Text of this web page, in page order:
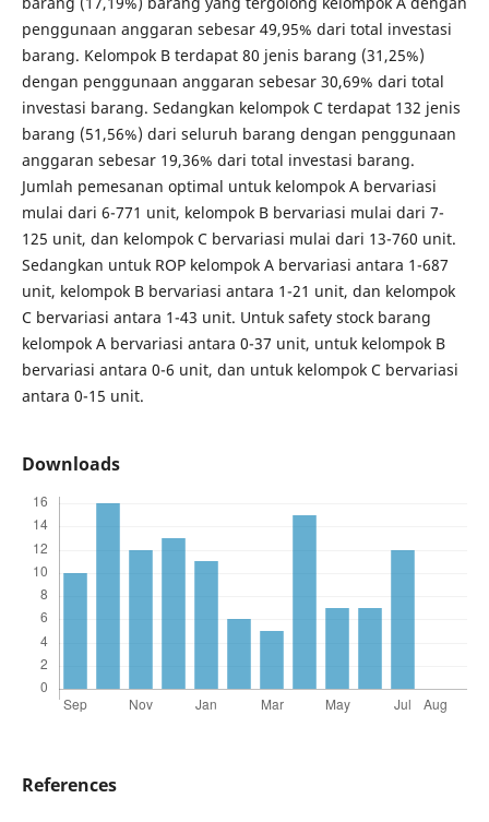
penggunaan anggaran sebesar 49,95% dari total investasi
barang. Kelompok B terdapat 80 jenis barang (31,25%)
dengan penggunaan anggaran sebesar 30,69% dari total
investasi barang. Sedangkan kelompok C terdapat 132 jenis
barang (51,56%) dari seluruh barang dengan penggunaan
anggaran sebesar 19,36% dari total investasi barang.
Jumlah pemesanan optimal untuk kelompok A bervariasi
mulai dari 6-771 unit, kelompok B bervariasi mulai dari 7-
125 unit, dan kelompok C bervariasi mulai dari 13-760 unit.
Sedangkan untuk ROP kelompok A bervariasi antara 1-687
unit, kelompok B bervariasi antara 1-21 unit, dan kelompok
C bervariasi antara 1-43 unit. Untuk safety stock barang
kelompok A bervariasi antara 0-37 unit, untuk kelompok B
bervariasi antara 0-6 unit, dan untuk kelompok C bervariasi
antara 0-15 unit.
Downloads
References